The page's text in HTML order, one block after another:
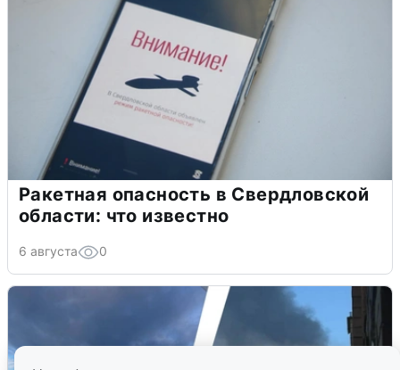
Ракетная опасность в Свердловской
области: что известно
6 августа 0